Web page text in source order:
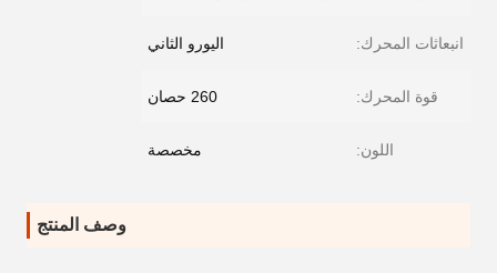
انبعاثات المحرك: اليورو الثاني
قوة المحرك: 260 حصان
اللون: مخصصة
وصف المنتج